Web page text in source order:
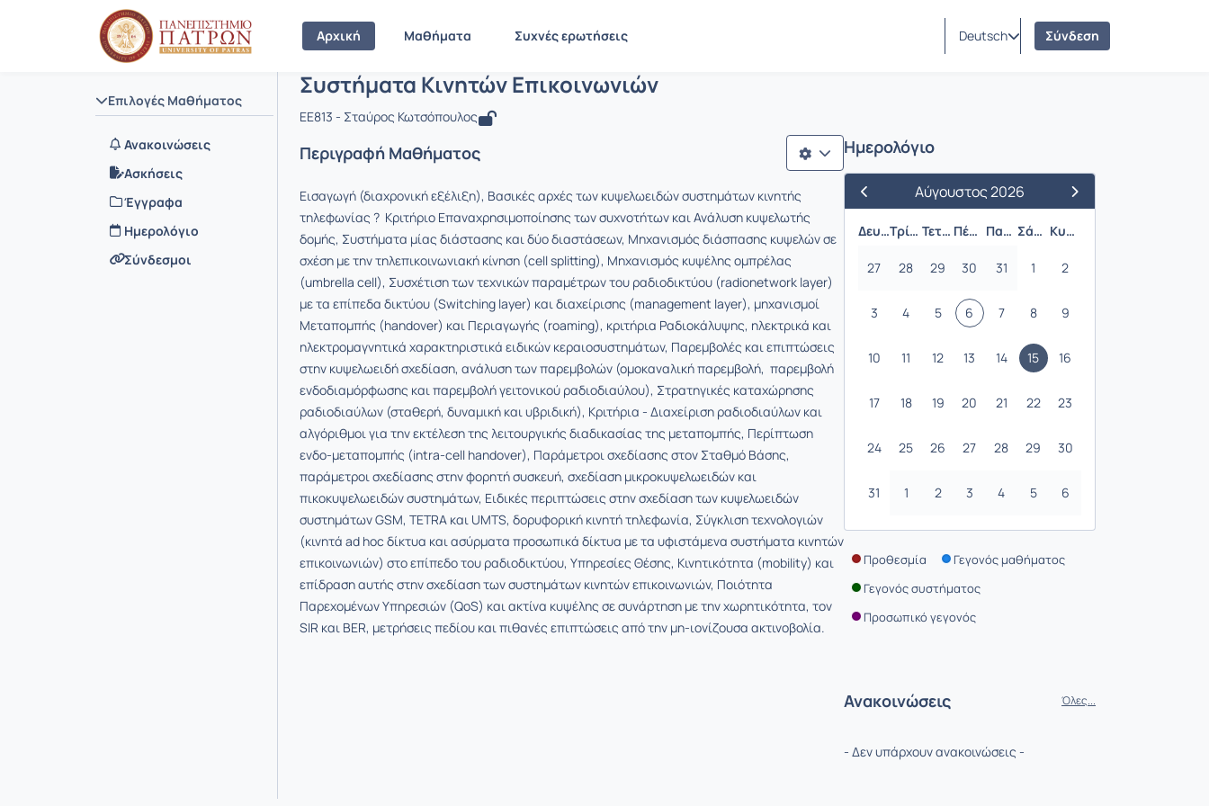
Αρχική Μαθήματα Συχνές ερωτήσεις Deutsch Σύνδεση
Επιλογές Μαθήματος
Ανακοινώσεις
Ασκήσεις
Έγγραφα
Ημερολόγιο
Σύνδεσμοι
Αρχική Σελίδα Συστήματα Κινητών Επικοινωνιών
Μάθημα : Συστήματα Κινητών Επικοινωνιών
Κωδικός : EE813
Συστήματα Κινητών Επικοινωνιών
EE813 - Σταύρος Κωτσόπουλος
Περιγραφή Μαθήματος
Εισαγωγή (διαχρονική εξέλιξη), Βασικές αρχές των κυψελωειδών συστημάτων κινητής
τηλεφωνίας ? Κριτήριο Επαναχρησιμοποίησης των συχνοτήτων και Ανάλυση κυψελωτής
δομής, Συστήματα μίας διάστασης και δύο διαστάσεων, Μηχανισμός διάσπασης κυψελών σε
σχέση με την τηλεπικοινωνιακή κίνηση (cell splitting), Μηχανισμός κυψέλης ομπρέλας
(umbrella cell), Συσχέτιση των τεχνικών παραμέτρων του ραδιοδικτύου (radionetwork layer)
με τα επίπεδα δικτύου (Switching layer) και διαχείρισης (management layer), μηχανισμοί
Μεταπομπής (handover) και Περιαγωγής (roaming), κριτήρια Ραδιοκάλυψης, ηλεκτρικά και
ηλεκτρομαγνητικά χαρακτηριστικά ειδικών κεραιοσυστημάτων, Παρεμβολές και επιπτώσεις
στην κυψελωειδή σχεδίαση, ανάλυση των παρεμβολών (ομοκαναλική παρεμβολή, παρεμβολή
ενδοδιαμόρφωσης και παρεμβολή γειτονικού ραδιοδιαύλου), Στρατηγικές καταχώρησης
ραδιοδιαύλων (σταθερή, δυναμική και υβριδική), Κριτήρια - Διαχείριση ραδιοδιαύλων και
αλγόριθμοι για την εκτέλεση της λειτουργικής διαδικασίας της μεταπομπής, Περίπτωση
ενδο-μεταπομπής (intra-cell handover), Παράμετροι σχεδίασης στον Σταθμό Βάσης,
παράμετροι σχεδίασης στην φορητή συσκευή, σχεδίαση μικροκυψελωειδών και
πικοκυψελωειδών συστημάτων, Ειδικές περιπτώσεις στην σχεδίαση των κυψελωειδών
συστημάτων GSM, TETRA και UMTS, δορυφορική κινητή τηλεφωνία, Σύγκλιση τεχνολογιών
(κινητά ad hoc δίκτυα και ασύρματα προσωπικά δίκτυα με τα υφιστάμενα συστήματα κινητών
επικοινωνιών) στο επίπεδο του ραδιοδικτύου, Υπηρεσίες Θέσης, Κινητικότητα (mobility) και
επίδραση αυτής στην σχεδίαση των συστημάτων κινητών επικοινωνιών, Ποιότητα
Παρεχομένων Υπηρεσιών (QoS) και ακτίνα κυψέλης σε συνάρτηση με την χωρητικότητα, τον
SIR και BER, μετρήσεις πεδίου και πιθανές επιπτώσεις από την μη-ιονίζουσα ακτινοβολία.
Ημερολόγιο
Προηγούμενος Μήνας
Αύγουστος 2026
Επόμενος Μήνας
Δευτέρα
Τρίτη Τετάρτη Πέμπτη Παρασκευή Σάββατο Κυριακή
27 28 29 30 31 1 2
3 4 5 6 7 8 9
10 11 12 13 14 15 16
17 18 19 20 21 22 23
24 25 26 27 28 29 30
31 1 2 3 4 5 6
Προθεσμία
Γεγονός μαθήματος
Γεγονός συστήματος
Προσωπικό γεγονός
Ανακοινώσεις Όλες...
- Δεν υπάρχουν ανακοινώσεις -